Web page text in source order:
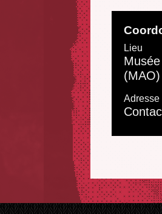
Lieu
(MAO)
Adresse